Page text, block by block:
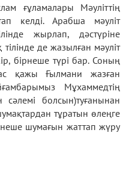
ғұламалары Мәуліттің
келді. Арабша мәуліт
жырлап, дәстүріне
де жазылған мәуліт
бірнеше түрі бар. Соның
қажы Ғылмани жазған
Мұхаммедтің
болсын)туғанынан
тұратын өлеңге
шумағын жаттап жүру